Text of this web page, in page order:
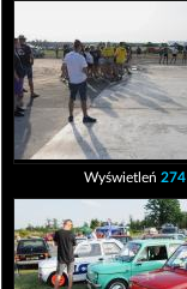
Wyświetleń 274